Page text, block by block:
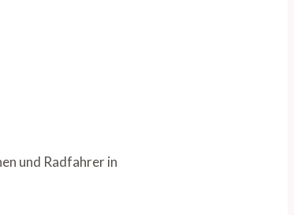
und Radfahrer in